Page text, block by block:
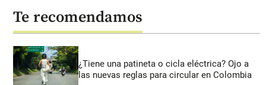
Te recomendamos
¿Tiene una patineta o cicla eléctrica? Ojo a
las nuevas reglas para circular en Colombia